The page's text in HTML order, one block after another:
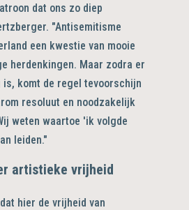
dat ons zo diep
"Antisemitisme
een kwestie van mooie
herdenkingen. Maar zodra er
komt de regel tevoorschijn
resoluut en noodzakelijk
weten waartoe 'ik volgde
leiden."
artistieke vrijheid
hier de vrijheid van